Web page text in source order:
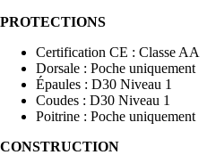
PROTECTIONS
Certification CE : Classe AA
Dorsale : Poche uniquement
Épaules : D30 Niveau 1
Coudes : D30 Niveau 1
Poitrine : Poche uniquement
CONSTRUCTION